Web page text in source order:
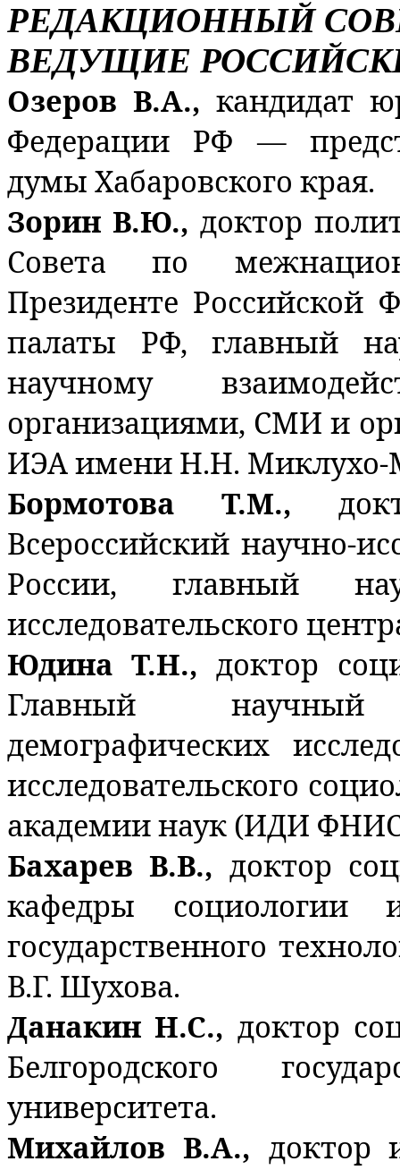
РЕДАКЦИОННЫЙ
ВЕДУЩИЕ
Озеров В.А., кандидат
Федерации РФ —
думы Хабаровского края.
Зорин В.Ю., доктор
Совета по
Президенте Российской
палаты РФ, главный
научному
организациями, СМИ и
ИЭА имени Н.Н. Миклухо-
Бормотова Т.М.,
Всероссийский научно-
России, главный
исследовательского
Юдина Т.Н.,доктор
Главный научный
демографических
исследовательского
академии наук (ИДИ
Бахарев В.В., доктор
кафедры социологии
государственного
В.Г. Шухова.
Данакин Н.С., доктор
Белгородского
университета.
Михайлов В.А., доктор